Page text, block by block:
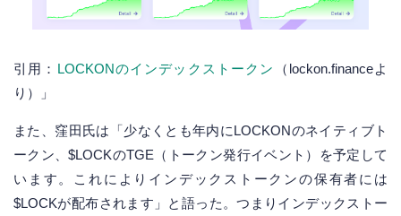
引用： LOCKONのインデックストークン
（lockon.financeよ
り）」
また、窪田氏は「少なくとも年内にLOCKONのネイティブト
ークン、$LOCKのTGE（トークン発行イベント）を予定して
います。これによりインデックストークンの保有者には
$LOCKが配布されます」と語った。つまりインデックストー